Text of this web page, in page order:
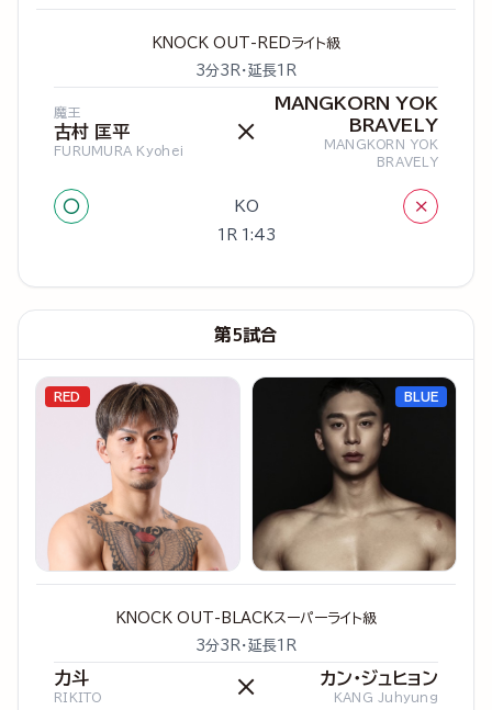
KNOCK OUT-REDライト級
3分3R・延長1R
魔王
古村 匡平
FURUMURA Kyohei
×
MANGKORN YOK
BRAVELY
MANGKORN YOK
BRAVELY
○ KO ×
1R 1:43
第5試合
RED
KNOCK OUT-BLACKスーパーライト級
3分3R・延長1R
力斗
RIKITO × カン・ジュヒョン
KANG Juhyung
BLUE